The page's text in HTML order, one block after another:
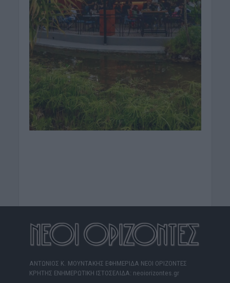
ΑΝΤΩΝΙΟΣ Κ. ΜΟΥΝΤΑΚΗΣ ΕΦΗΜΕΡΙΔΑ ΝΕΟΙ ΟΡΙΖΟΝΤΕΣ
ΚΡΗΤΗΣ ΕΝΗΜΕΡΩΤΙΚΗ ΙΣΤΟΣΕΛΙΔΑ: neoiorizontes.gr